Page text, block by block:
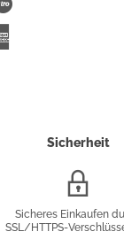
Sicherheit
Sicheres Einkaufen
SSL/HTTPS-